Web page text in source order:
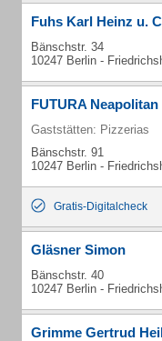
Fuhs Karl Heinz u.
Bänschstr. 34
10247 Berlin -
FUTURA Neapolitan
Gaststätten: Pizzerias
Bänschstr. 91
10247 Berlin -
Gratis-Digitalcheck
Gläsner Simon
Bänschstr. 40
10247 Berlin -
Grimme Gertrud